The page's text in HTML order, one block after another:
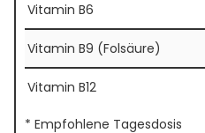
Vitamin B6
Vitamin B9 (Folsäure)
Vitamin B12
* Empfohlene Tagesdosis